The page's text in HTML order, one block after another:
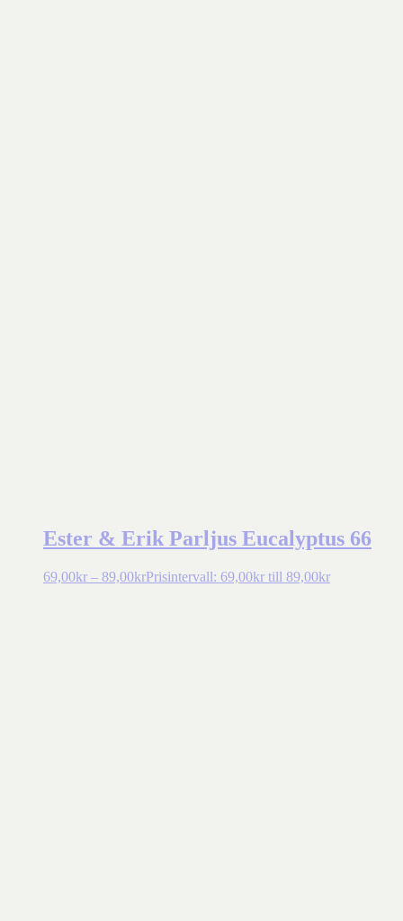
Ester & Erik Parljus Eucalyptus 66
69,00kr – 89,00krPrisintervall: 69,00kr till 89,00kr